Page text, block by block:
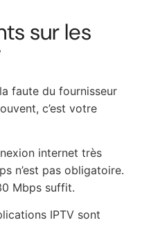
sur les
faute du fournisseur
c’est votre
internet très
n’est pas obligatoire.
Mbps suffit.
IPTV sont